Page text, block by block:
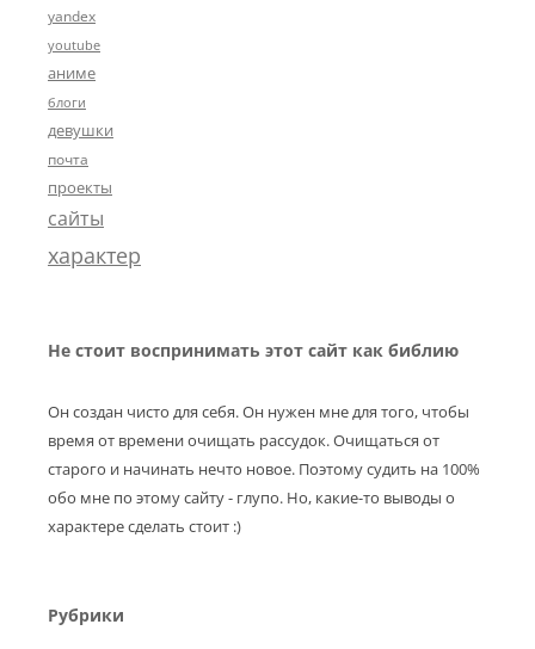
yandex
youtube
аниме
блоги
девушки
почта
проекты
сайты
характер
Не стоит воспринимать этот сайт как библию
Он создан чисто для себя. Он нужен мне для того, чтобы
время от времени очищать рассудок. Очищаться от
старого и начинать нечто новое. Поэтому судить на 100%
обо мне по этому сайту - глупо. Но, какие-то выводы о
характере сделать стоит :)
Рубрики